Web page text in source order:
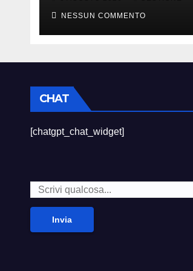
sempre divertito”
NESSUN COMMENTO
CHAT
[chatgpt_chat_widget]
Invia